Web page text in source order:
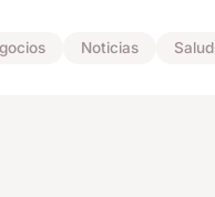
Noticias Salud